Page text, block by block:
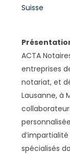
Suisse
ACTA
entreprises
notariat, et
Lausanne, à
spécialisés